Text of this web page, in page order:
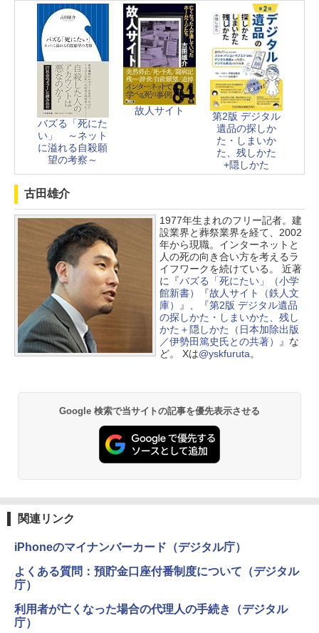
バズる「死にた
い」 ～ネット
に溢れる自殺願
望の考察～
故人サイト
第2版 デジタル
遺品の探しか
た・しまいか
た、残しかた
+隠しかた
古田雄介
1977年生まれのフリー記者。建
設業界と葬祭業界を経て、2002
年から現職。インターネットと
人の死の向き合い方を考えるラ
イフワークを続けている。 近著
に『バズる「死にたい」（小学
館新書）
『故人サイト（鉄人文
庫）
』、『第2版 デジタル遺品
の探しかた・しまいかた、残し
かた＋隠しかた（日本加除出版
／伊勢田篤史氏との共著）
』な
ど。 Xは@yskfuruta。
Google 検索で当サイトの記事を優先表示させる
関連リンク
iPhoneのマイナンバーカード（デジタル庁）
よくある質問：預貯金口座付番制度について（デジタル
庁）
利用者が亡くなった場合の代理人の手続き（デジタル
庁）